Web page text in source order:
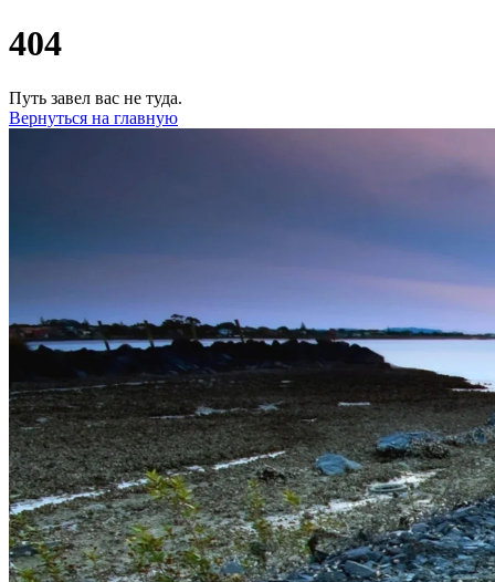
404
Путь завел вас не туда.
Вернуться на главную